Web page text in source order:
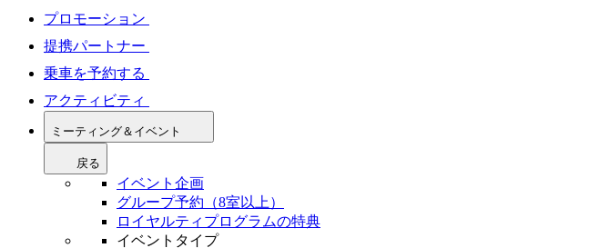
プロモーション
提携パートナー
乗車を予約する
アクティビティ
ミーティング＆イベント
戻る
イベント企画
グループ予約（8室以上）
ロイヤルティプログラムの特典
イベントタイプ